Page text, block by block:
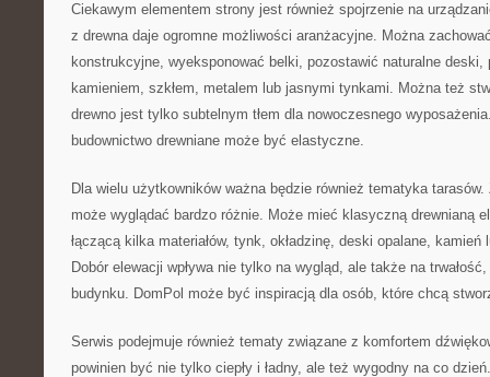
Ciekawym elementem strony jest również spojrzenie na
z drewna daje ogromne możliwości aranżacyjne. Można
konstrukcyjne, wyeksponować belki, pozostawić naturalne deski,
kamieniem, szkłem, metalem lub jasnymi tynkami. Można też
drewno jest tylko subtelnym tłem dla nowoczesnego
budownictwo drewniane może być elastyczne.
Dla wielu użytkowników ważna będzie również tematyka
może wyglądać bardzo różnie. Może mieć klasyczną drewnianą
łączącą kilka materiałów, tynk, okładzinę, deski opalane,
Dobór elewacji wpływa nie tylko na wygląd, ale także na
budynku. DomPol może być inspiracją dla osób, które chcą
Serwis podejmuje również tematy związane z komfortem
powinien być nie tylko ciepły i ładny, ale też wygodny na co